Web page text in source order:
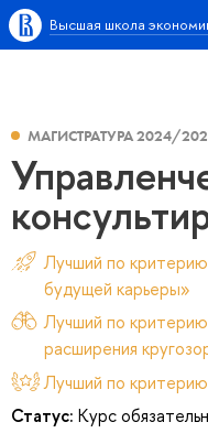
Высшая школа
МАГИСТРАТУРА 2024/
Лучший по
будущей карьеры»
Лучший по
расширения
Лучший по
Статус: Курс